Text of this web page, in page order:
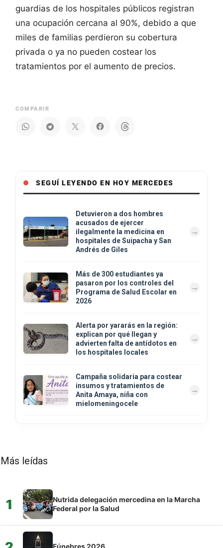
guardias de los hospitales públicos registran
una ocupación cercana al 90%, debido a que
miles de familias perdieron su cobertura
privada o ya no pueden costear los
tratamientos por el aumento de precios.
COMPARIR
SEGUÍ LEYENDO EN HOY MERCEDES
Detuvieron a dos hombres
acusados de ejercer
ilegalmente la medicina en
hospitales de Suipacha y San
Andrés de Giles
Más de 300 estudiantes ya
pasaron por los controles del
Programa de Salud Escolar en
2026
Alerta por yararás en la región:
explican por qué llegan y
advierten falta de antídotos en
los hospitales locales
Campaña solidaria para costear
insumos y tratamientos de
Anita Amaya, niña con
mielomeningocele
Más leídas
1
Nutrida delegación mercedina en la Marcha
Federal por la Salud